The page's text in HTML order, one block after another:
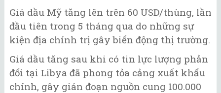
Giá dầu Mỹ tăng lên trên 60 USD/thùng, lần
đầu tiên trong 5 tháng qua do những sự
kiện địa chính trị gây biến động thị trường.
Giá dầu tăng sau khi có tin lực lượng phản
đối tại Libya đã phong tỏa cảng xuất khẩu
chính, gây gián đoạn nguồn cung 100.000